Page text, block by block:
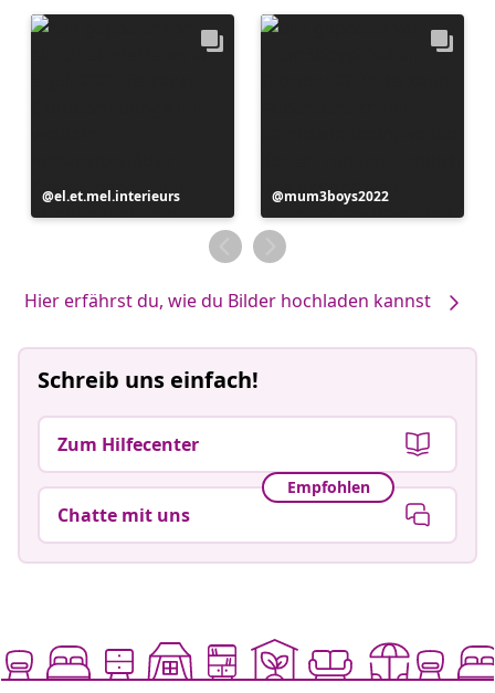
Beitrag
veröffentlicht
el.et.mel.interieurs
Beitrag
veröffentlicht
von
mum3boys2022
Hier erfährst du, wie du Bilder hochladen kannst
Schreib uns einfach!
Zum Hilfecenter
Empfohlen
Chatte mit uns